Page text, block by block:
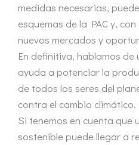
medidas necesarias,
esquemas de la PAC y,
nuevos mercados y
En definitiva, hablamos
ayuda a potenciar la
de todos los seres del
contra el cambio climático.
Si tenemos en cuenta que
sostenible puede llegar a